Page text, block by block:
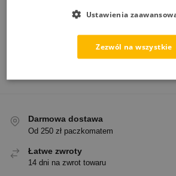
zostawić plamę na kamieniu czy gresie.
łazienkowe bywają trudne do umycia z
ograniczy przywieranie osadów i kamienia
znacząco skróci czas poświęcony na
Darmowa dostawa
Od 250 zł paczkomatem
Łatwe zwroty
14 dni na zwrot towaru
Zezwól na wszystkie
Ustawienia